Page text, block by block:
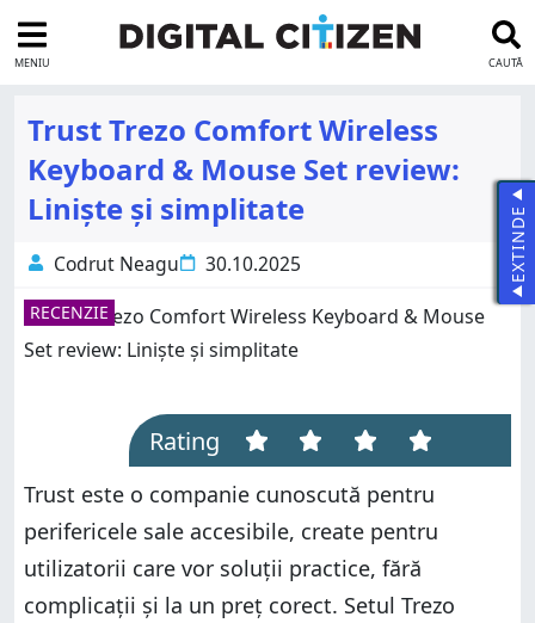
MENIU CAUTĂ
Trust Trezo Comfort Wireless
Keyboard & Mouse Set review:
Liniște și simplitate
Codrut Neagu 30.10.2025
RECENZIE
Rating
Trust este o companie cunoscută pentru
perifericele sale accesibile, create pentru
utilizatorii care vor soluții practice, fără
complicații și la un preț corect. Setul Trezo
EXTINDE